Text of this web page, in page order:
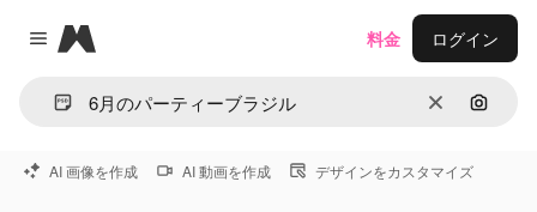
Close menu
Magnific
消去 画像で
料金 ログイン
AI 画像を作成 AI 動画を作成 デザインをカスタマイズ